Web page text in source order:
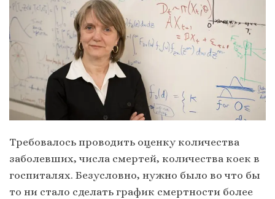
Требовалось проводить оценку количества
заболевших, числа смертей, количества коек в
госпиталях. Безусловно, нужно было во что бы
то ни стало сделать график смертности более